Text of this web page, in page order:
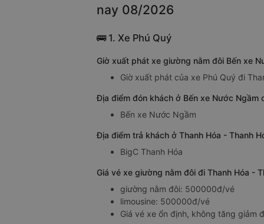
nay 08/2026
🚌 1. Xe Phú Quý
Giờ xuất phát xe giường nằm đôi Bến xe
Giờ xuất phát của xe Phú Quý đi
Địa điểm đón khách ở Bến xe Nước Ngầm
Bến xe Nước Ngầm
Địa điểm trả khách ở Thanh Hóa - Thanh
BigC Thanh Hóa
Giá vé xe giường nằm đôi đi Thanh Hóa -
giường nằm đôi: 500000đ/vé
limousine: 500000đ/vé
Giá vé xe ổn định, không tăng giảm